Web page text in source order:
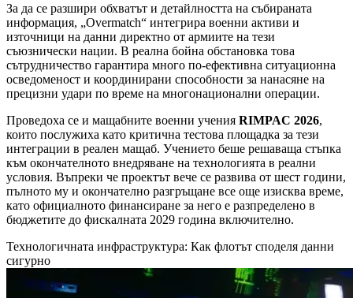
За да се разшири обхватът и детайлността на събираната
информация, „Overmatch“ интегрира военни активи и
източници на данни директно от армиите на тези
съюзнически нации. В реална бойна обстановка това
сътрудничество гарантира много по-ефективна ситуационна
осведоменост и координирани способности за нанасяне на
прецизни удари по време на многонационални операции.
Проведоха се и мащабните военни учения RIMPAC 2026,
които послужиха като критична тестова площадка за тези
интеграции в реален мащаб. Учението беше решаваща стъпка
към окончателното внедряване на технологията в реални
условия. Въпреки че проектът вече се развива от шест години,
пълното му и окончателно разгръщане все още изисква време,
като официалното финансиране за него е разпределено в
бюджетите до фискалната 2029 година включително.
Технологичната инфраструктура: Как флотът споделя данни
сигурно